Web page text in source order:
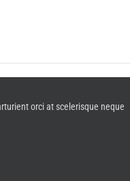
orci at scelerisque neque